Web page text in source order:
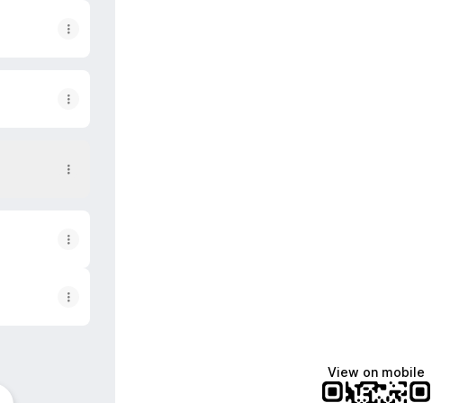
View on mobile